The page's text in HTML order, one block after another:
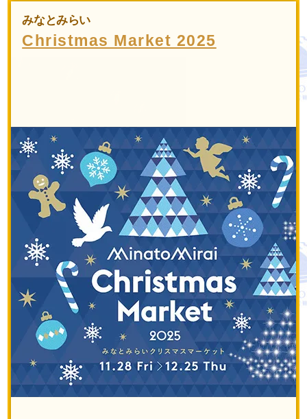
みなとみらい
Christmas Market 2025